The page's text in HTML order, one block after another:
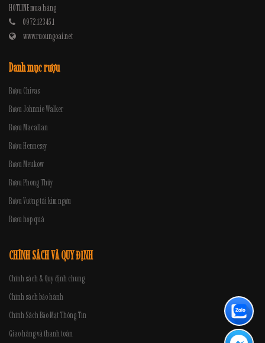
HOTLINE mua hàng
0972.12345.1
www.ruoungoai.net
Danh mục rượu
Rượu Chivas
Rượu Johnnie Walker
Rượu Macallan
Rượu Hennessy
Rượu Meukow
Rượu Phong Thủy
Rượu Vương tài kim ngưu
Rượu hộp quà
CHÍNH SÁCH VÀ QUY ĐỊNH
Chính sách & Quy định chung
Chính sách bảo hành
Chính Sách Bảo Mật Thông Tin
Giao hàng và thanh toán